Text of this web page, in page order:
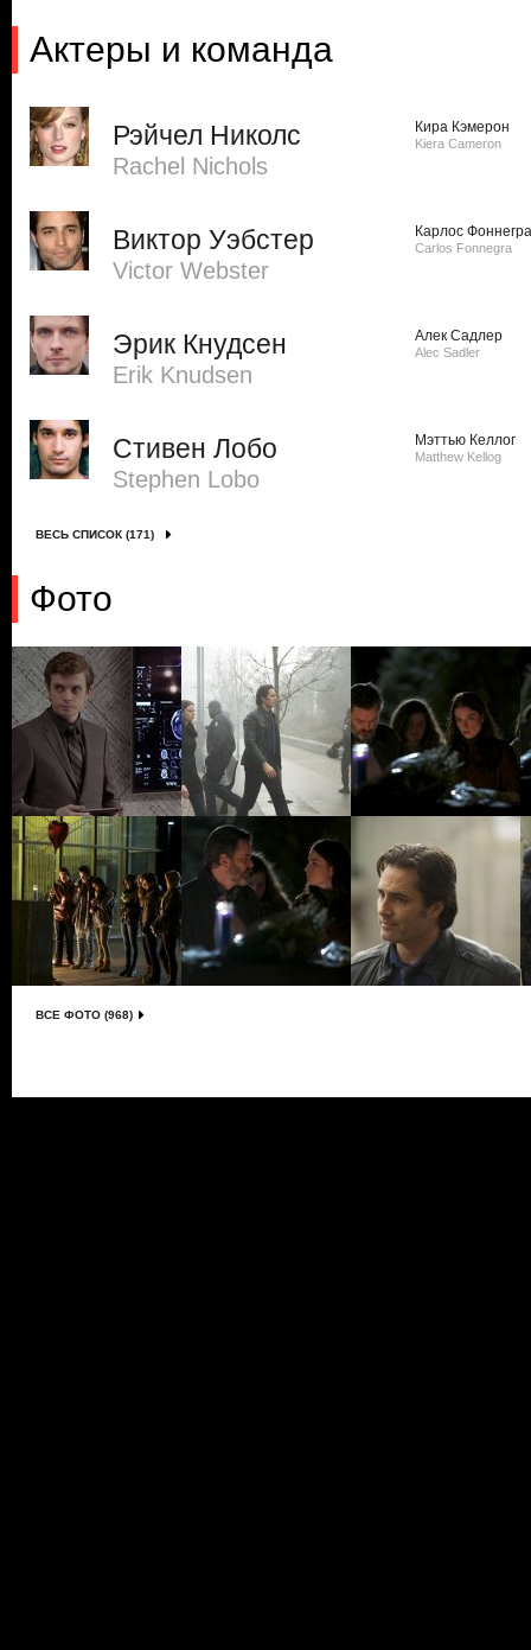
Актеры и команда
Рэйчел Николс
Rachel Nichols
Кира Кэмерон
Kiera Cameron
Виктор Уэбстер
Victor Webster
Карлос Фоннегра
Carlos Fonnegra
Эрик Кнудсен
Erik Knudsen
Алек Садлер
Alec Sadler
Стивен Лобо
Stephen Lobo
Мэттью Келлог
Matthew Kellog
ВЕСЬ СПИСОК (171)
Фото
ВСЕ ФОТО (968)